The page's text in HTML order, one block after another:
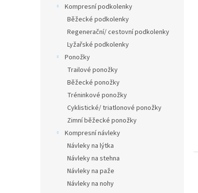
Kompresní podkolenky
Běžecké podkolenky
Regenerační/ cestovní podkolenky
Lyžařské podkolenky
Ponožky
Trailové ponožky
Běžecké ponožky
Tréninkové ponožky
Cyklistické/ triatlonové ponožky
Zimní běžecké ponožky
Kompresní návleky
Návleky na lýtka
Návleky na stehna
Návleky na paže
Návleky na nohy